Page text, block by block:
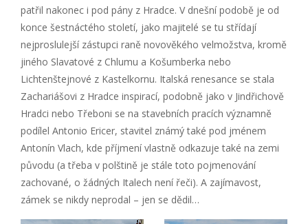
patřil nakonec i pod pány z Hradce. V dnešní podobě je od
konce šestnáctého století, jako majitelé se tu střídají
nejproslulejší zástupci raně novověkého velmožstva, kromě
jiného Slavatové z Chlumu a Košumberka nebo
Lichtenštejnové z Kastelkornu. Italská renesance se stala
Zachariášovi z Hradce inspirací, podobně jako v Jindřichově
Hradci nebo Třeboni se na stavebních pracích významně
podílel Antonio Ericer, stavitel známý také pod jménem
Antonín Vlach, kde příjmení vlastně odkazuje také na zemi
původu (a třeba v polštině je stále toto pojmenování
zachované, o žádných Italech není řeči). A zajímavost,
zámek se nikdy neprodal – jen se dědil…